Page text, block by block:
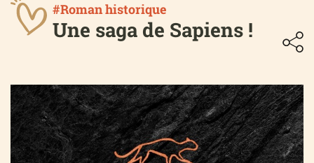
#Roman historique
Une saga de Sapiens !